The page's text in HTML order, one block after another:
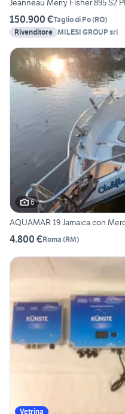
Jeanneau Merry Fisher 895 S2
150.900 €Taglio di Po(RO)
Rivenditore MILESI GROUP srl
6
AQUAMAR 19 Jamaica con
4.800 €Roma (RM)
Vetrina